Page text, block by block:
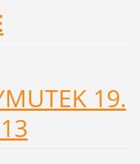
19.